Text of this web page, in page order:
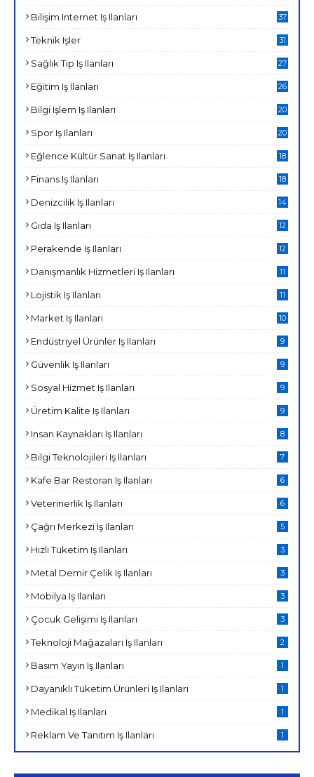
Bilişim Internet Iş Ilanları 37
Teknik Işler 31
Sağlık Tıp Iş Ilanları 27
Eğitim Iş Ilanları 26
Bilgi Işlem Iş Ilanları 20
Spor Iş Ilanları 20
Eğlence Kültür Sanat Iş Ilanları 18
Finans Iş Ilanları 18
Denizcilik Iş Ilanları 14
Gıda Iş Ilanları 12
Perakende Iş Ilanları 12
Danışmanlık Hizmetleri Iş Ilanları 11
Lojistik Iş Ilanları 11
Market Iş Ilanları 10
Endüstriyel Ürünler Iş Ilanları 9
Güvenlik Iş Ilanları 9
Sosyal Hizmet Iş Ilanları 9
Üretim Kalite Iş Ilanları 9
Insan Kaynakları Iş Ilanları 8
Bilgi Teknolojileri Iş Ilanları 7
Kafe Bar Restoran Iş Ilanları 6
Veterinerlik Iş Ilanları 6
Çağrı Merkezi Iş Ilanları 5
Hızlı Tüketim Iş Ilanları 3
Metal Demir Çelik Iş Ilanları 3
Mobilya Iş Ilanları 3
Çocuk Gelişimi Iş Ilanları 3
Teknoloji Mağazaları Iş Ilanları 2
Basım Yayın Iş Ilanları 1
Dayanıklı Tüketim Ürünleri Iş Ilanları 1
Medikal Iş Ilanları 1
Reklam Ve Tanıtım Iş Ilanları 1